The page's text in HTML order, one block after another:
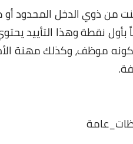
من ذوي الدخل المحدود أو
بأول نقطة وهذا التأييد
موظف، وكذلك مهنة